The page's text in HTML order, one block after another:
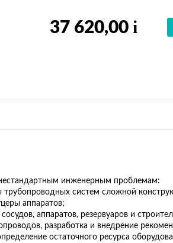
37 620,00 i
инженерным проблемам:
трубопроводных систем сложной
аппаратов;
аппаратов, резервуаров и
разработка и внедрение
остаточного ресурса